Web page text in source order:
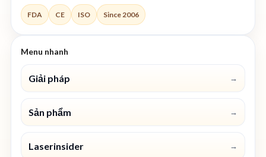
FDA CE ISO Since 2006
Menu nhanh
Giải pháp →
Sản phẩm →
Laserinsider →